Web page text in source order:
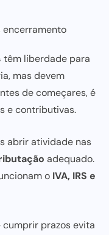
encerramento
têm liberdade para
mas devem
de começares, é
e contributivas.
abrir atividade nas
adequado.
o IVA, IRS e
prazos evita